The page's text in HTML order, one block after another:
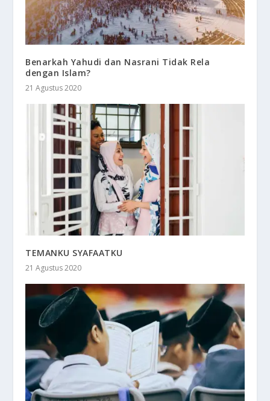
Benarkah Yahudi dan Nasrani Tidak Rela
dengan Islam?
21 Agustus 2020
TEMANKU SYAFAATKU
21 Agustus 2020